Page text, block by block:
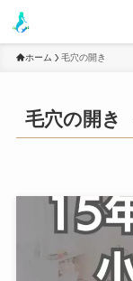
ホーム 毛穴の開き
毛穴の開き